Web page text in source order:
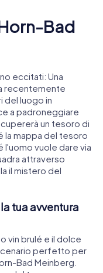
Bad
eccitati: Una
recentemente
del luogo in
a padroneggiare
un tesoro di
la mappa del tesoro
l'uomo vuole dare via
attraverso
il mistero del
tua avventura
vin brulé e il dolce
perfetto per
Bad Meinberg.